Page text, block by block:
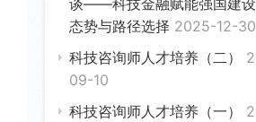
谈——科技金融赋能强国建
态势与路径选择 2025-12-30
科技咨询师人才培养（二）
09-10
科技咨询师人才培养（一）